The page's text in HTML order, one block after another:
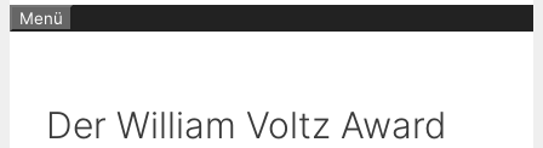
Menü
Der William Voltz Award